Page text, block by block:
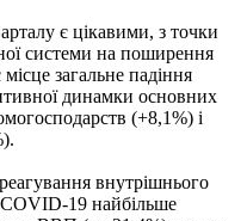
є цікавими, з точки
системи на поширення
загальне падіння
динамки основних
(+8,1%) і
внутрішнього
COVID-19 найбільше